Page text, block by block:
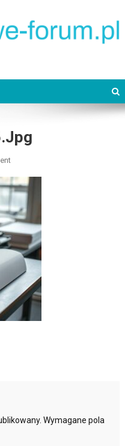
On
1762268966.jpg
Wymagane pola